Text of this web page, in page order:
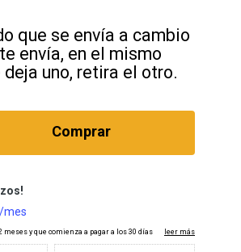
que se envía a cambio
envía, en el mismo
uno, retira el otro.
Comprar